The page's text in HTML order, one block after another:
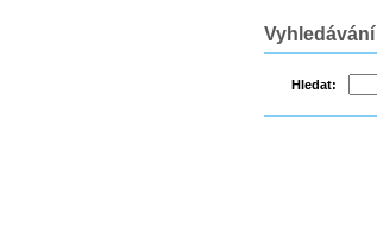
Vyhledávání
Hledat: